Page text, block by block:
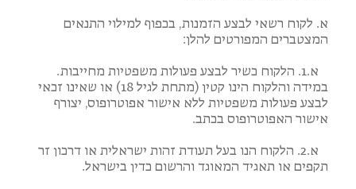
א. לקוח רשאי לבצע הזמנות, בכפוף למילוי התנאים
המצטברים המפורטים להלן:
א.1. הלקוח כשיר לבצע פעולות משפטיות מחייבות.
במידה והלקוח הינו קטין (מתחת לגיל 18) או שאינו זכאי
לבצע פעולות משפטיות ללא אישור אפוטרופוס, יצורף
אישור האפוטרופוס בכתב.
א.2. הלקוח הנו בעל תעודת זהות ישראלית או דרכון זר
תקפים או תאגיד המאוגד והרשום כדין בישראל.